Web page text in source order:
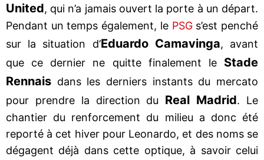
United, qui n’a jamais ouvert la porte à un départ.
Pendant un temps également, le PSGs’est penché
sur la situation d’Eduardo Camavinga, avant
que ce dernier ne quitte finalement le Stade
Rennais dans les derniers instants du mercato
pour prendre la direction du Real Madrid. Le
chantier du renforcement du milieu a donc été
reporté à cet hiver pour Leonardo, et des noms se
dégagent déjà dans cette optique, à savoir celui